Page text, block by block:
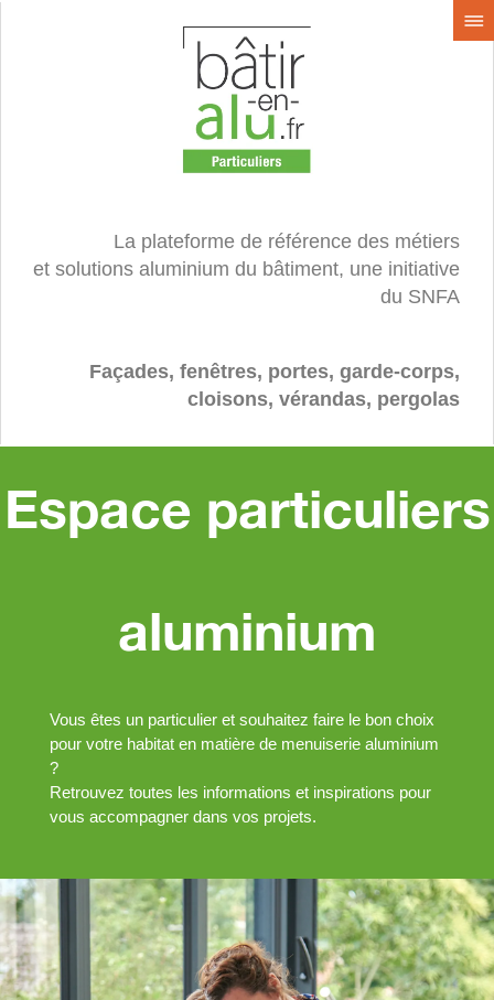
La plateforme de référence des métiers
et solutions aluminium du bâtiment, une initiative
du SNFA
Façades, fenêtres, portes, garde-corps,
cloisons, vérandas, pergolas
Espace particuliers
aluminium
Vous êtes un particulier et souhaitez faire le bon choix
pour votre habitat en matière de menuiserie aluminium
?
Retrouvez toutes les informations et inspirations pour
vous accompagner dans vos projets.